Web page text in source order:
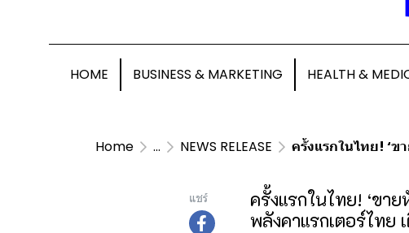
HOME BUSINESS & MARKETING HEALTH &
Home ... NEWS RELEASE ครั้งแรกในไทย! ‘ขา
แชร์
ครั้งแรกในไทย! ‘ขา
พลังคาแรกเตอร์ไทย